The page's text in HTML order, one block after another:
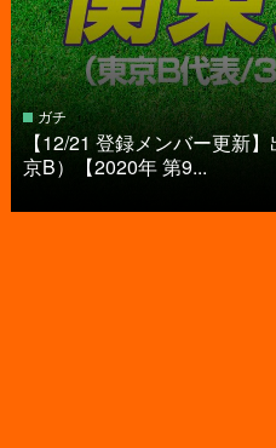
ガチ
【12/21 登録メンバー更新
京B）【2020年 第9...